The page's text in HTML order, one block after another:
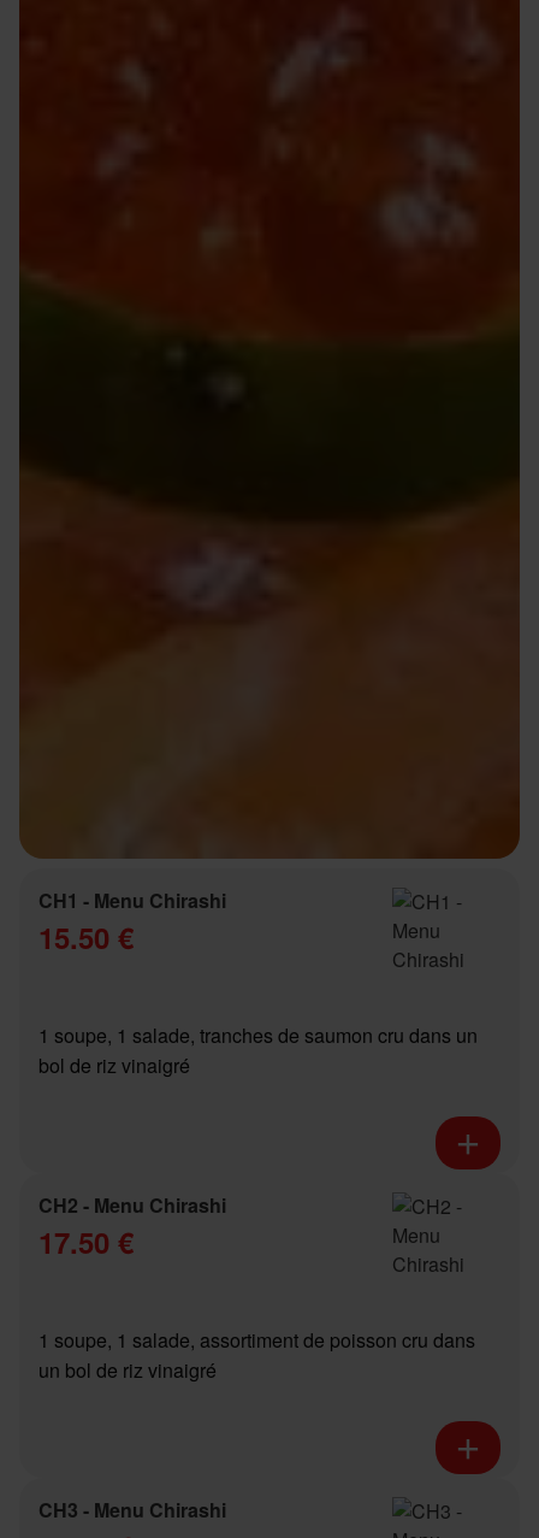
CH1 - Menu Chirashi
15.50 €
1 soupe, 1 salade, tranches de saumon cru dans un
bol de riz vinaigré
CH2 - Menu Chirashi
17.50 €
1 soupe, 1 salade, assortiment de poisson cru dans
un bol de riz vinaigré
CH3 - Menu Chirashi